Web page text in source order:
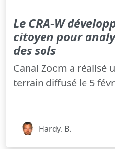
Le CRA-W
citoyen pour
des sols
Canal Zoom a réalisé
terrain diffusé le 5
Hardy, B.